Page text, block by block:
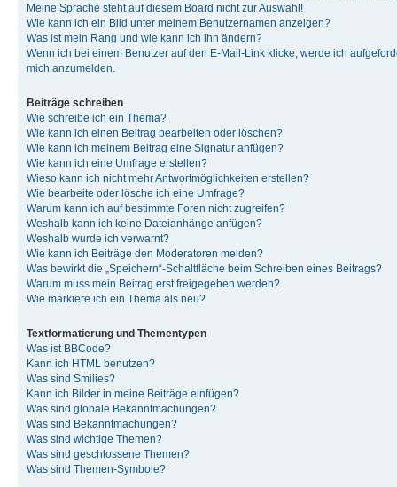
Meine Sprache steht auf diesem Board nicht zur Auswahl!
Wie kann ich ein Bild unter meinem Benutzernamen anzeigen?
Was ist mein Rang und wie kann ich ihn ändern?
Wenn ich bei einem Benutzer auf den E-Mail-Link klicke, werde ich
mich anzumelden.
Beiträge schreiben
Wie schreibe ich ein Thema?
Wie kann ich einen Beitrag bearbeiten oder löschen?
Wie kann ich meinem Beitrag eine Signatur anfügen?
Wie kann ich eine Umfrage erstellen?
Wieso kann ich nicht mehr Antwortmöglichkeiten erstellen?
Wie bearbeite oder lösche ich eine Umfrage?
Warum kann ich auf bestimmte Foren nicht zugreifen?
Weshalb kann ich keine Dateianhänge anfügen?
Weshalb wurde ich verwarnt?
Wie kann ich Beiträge den Moderatoren melden?
Was bewirkt die „Speichern“-Schaltfläche beim Schreiben eines Beitrags?
Warum muss mein Beitrag erst freigegeben werden?
Wie markiere ich ein Thema als neu?
Textformatierung und Thementypen
Was ist BBCode?
Kann ich HTML benutzen?
Was sind Smilies?
Kann ich Bilder in meine Beiträge einfügen?
Was sind globale Bekanntmachungen?
Was sind Bekanntmachungen?
Was sind wichtige Themen?
Was sind geschlossene Themen?
Was sind Themen-Symbole?